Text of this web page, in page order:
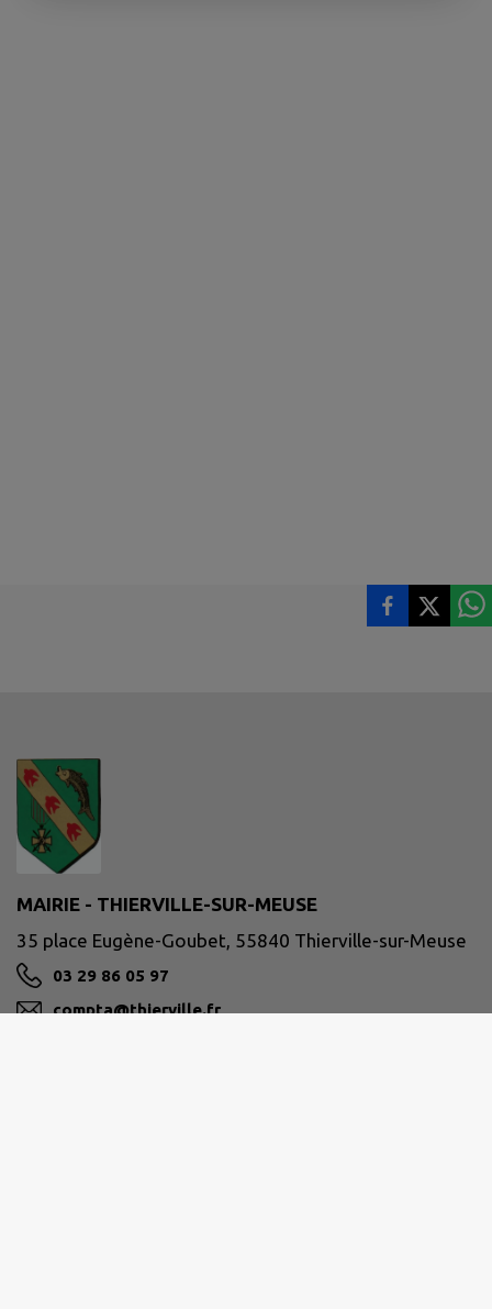
MAIRIE - THIERVILLE-SUR-MEUSE
35 place Eugène-Goubet, 55840 Thierville-sur-Meuse
03 29 86 05 97
compta@thierville.fr